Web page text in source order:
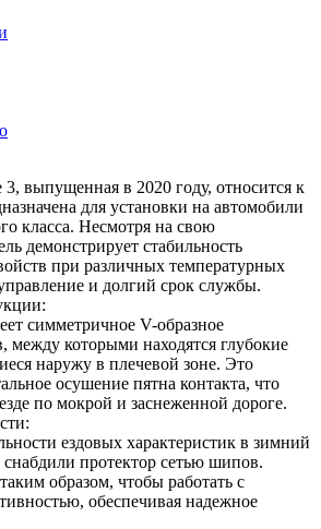
выпущенная в 2020 году, относится к
для установки на автомобили
класса. Несмотря на свою
демонстрирует стабильность
при различных температурных
и долгий срок службы.
симметричное V-образное
между которыми находятся глубокие
наружу в плечевой зоне. Это
осушение пятна контакта, что
по мокрой и заснеженной дороге.
ездовых характеристик в зимний
снабдили протектор сетью шипов.
образом, чтобы работать с
обеспечивая надежное